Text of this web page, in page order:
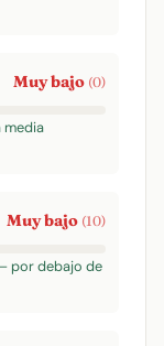
Muy bajo (0)
media
Muy bajo (10)
por debajo de